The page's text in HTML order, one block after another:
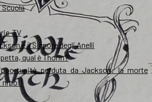
Scuola
TV
e il Signore degli Anelli
qual è Thorin?
perduta da Jackson: la morte
nipoti